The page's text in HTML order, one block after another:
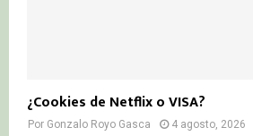
¿Cookies de Netflix o VISA?
Por Gonzalo Royo Gasca 4 agosto, 2026